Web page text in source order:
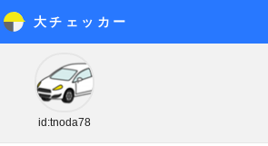
大チェッカ ー
id:tnoda78